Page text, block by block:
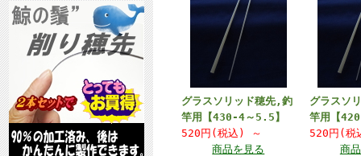
グラスソリッド穂先,釣
竿用【430-4～5.5】
520円(税込)
～
商品を見る
グラスソ
竿用【
520円(
商